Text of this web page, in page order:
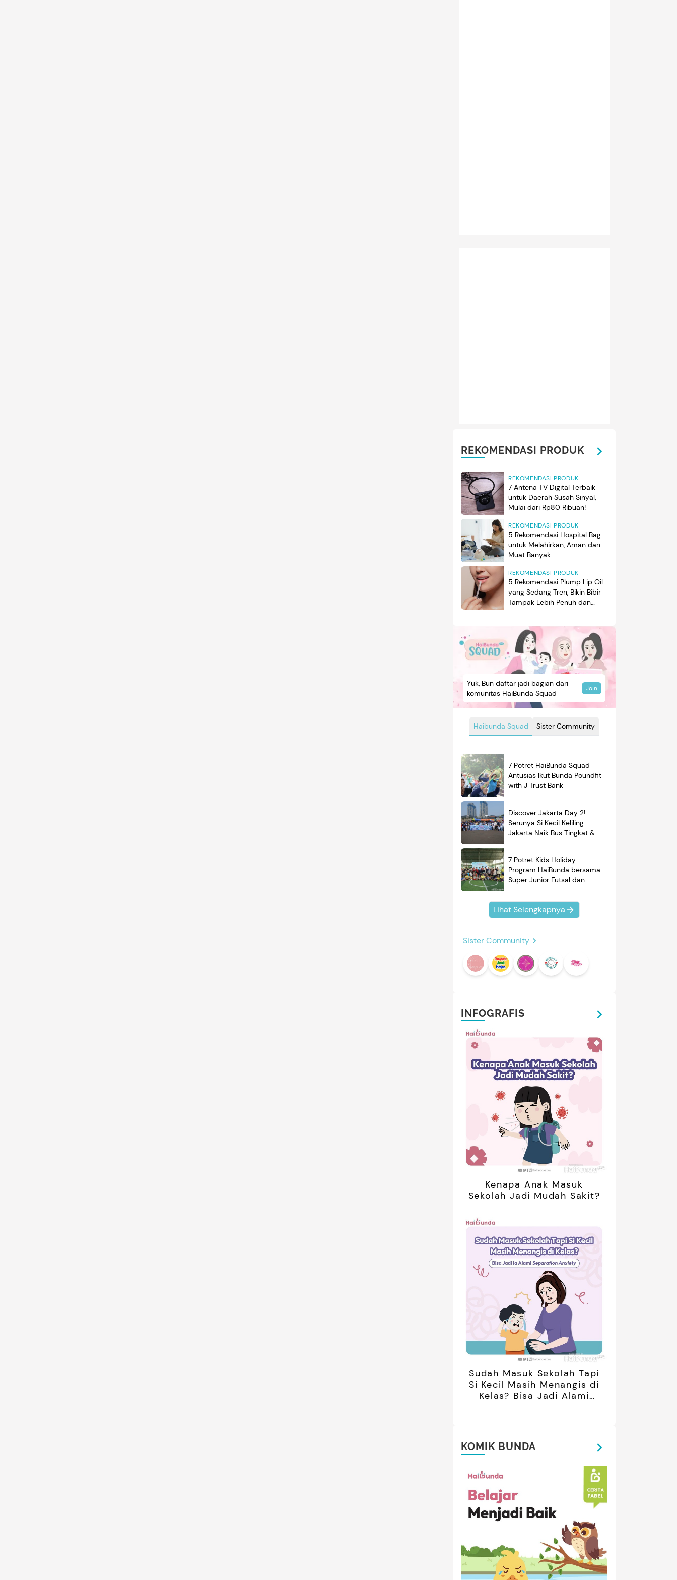
REKOMENDASI PRODUK
REKOMENDASI PRODUK
7 Antena TV Digital Terbaik
untuk Daerah Susah Sinyal,
Mulai dari Rp80 Ribuan!
REKOMENDASI PRODUK
5 Rekomendasi Hospital Bag
untuk Melahirkan, Aman dan
Muat Banyak
REKOMENDASI PRODUK
5 Rekomendasi Plump Lip Oil
yang Sedang Tren, Bikin Bibir
Tampak Lebih Penuh dan
Haibunda Squad Sister Community
Yuk, Bun daftar jadi bagian dari
komunitas HaiBunda Squad
Join
7 Potret HaiBunda Squad
Antusias Ikut Bunda Poundfit
with J Trust Bank
Discover Jakarta Day 2!
Serunya Si Kecil Keliling
Jakarta Naik Bus Tingkat &
7 Potret Kids Holiday
Program HaiBunda bersama
Super Junior Futsal dan
Kompak Banget!
Lihat Selengkapnya
Sister Community
INFOGRAFIS
Kenapa Anak Masuk
Sekolah Jadi Mudah Sakit?
Sudah Masuk Sekolah Tapi
Si Kecil Masih Menangis di
Kelas? Bisa Jadi Alami
KOMIK BUNDA